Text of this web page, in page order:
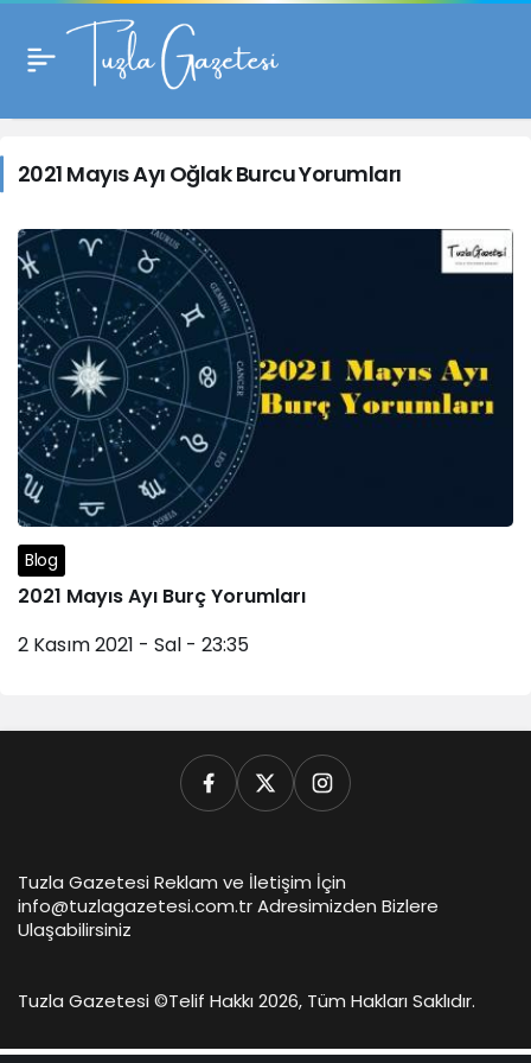
2021
Mayıs
Ayı
Oğlak
Burcu
Yorumları
Haberleri
2021 Mayıs Ayı Oğlak Burcu Yorumları
Blog
2021 Mayıs Ayı Burç Yorumları
2 Kasım 2021 - Sal - 23:35
Tuzla Gazetesi Reklam ve İletişim İçin
info@tuzlagazetesi.com.tr Adresimizden Bizlere
Ulaşabilirsiniz
Tuzla Gazetesi ©Telif Hakkı 2026, Tüm Hakları Saklıdır.